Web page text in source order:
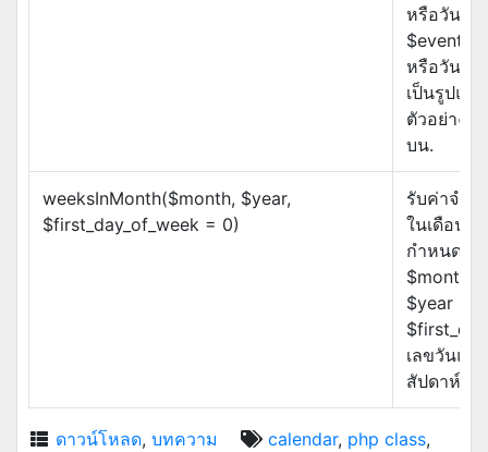
หรือวันนัด
$events
หรือวันนัด
เป็นรูปแบ
ตัวอย่างโ
บน.
weeksInMonth($month, $year,
$first_day_of_week = 0)
รับค่าจำน
ในเดือนแ
กำหนด.
$month เ
$year เล
เลขวันแร
สัปดาห์
ดาวน์โหลด, บทความ calendar, php class,